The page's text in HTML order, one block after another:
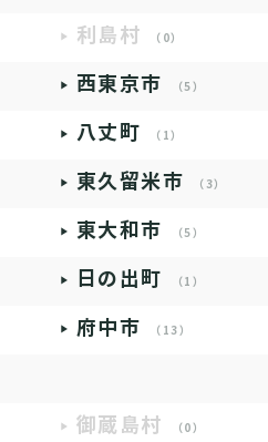
利島村 （0）
西東京市 （5）
八丈町 （1）
東久留米市 （3）
東大和市 （5）
日の出町 （1）
府中市 （13）
御蔵島村 （0）